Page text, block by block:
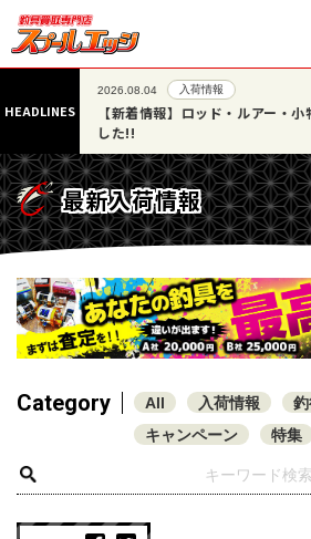
HEADLINES
業させ
2026.08.04 入荷情報
【新着情報】ロッド・ルアー・
した!!
最新入荷情報
Category All 入荷情報
キャンペーン
特集